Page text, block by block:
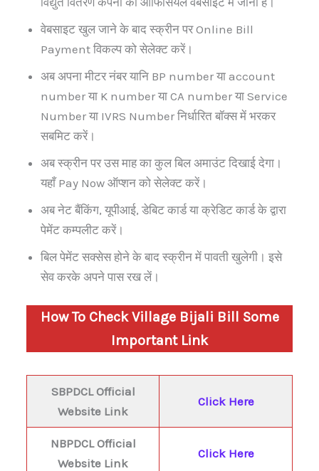
वेबसाइट खुल जाने के बाद स्क्रीन पर Online Bill
Payment विकल्प को सेलेक्ट करें।
अब अपना मीटर नंबर यानि BP number या account
number या K number या CA number या Service
Number या IVRS Number निर्धारित बॉक्स में भरकर
सबमिट करें।
अब स्क्रीन पर उस माह का कुल बिल अमाउंट दिखाई देगा।
यहाँ Pay Now ऑप्शन को सेलेक्ट करें।
अब नेट बैंकिंग, यूपीआई, डेबिट कार्ड या क्रेडिट कार्ड के द्वारा
पेमेंट कम्पलीट करें।
बिल पेमेंट सक्सेस होने के बाद स्क्रीन में पावती खुलेगी। इसे
सेव करके अपने पास रख लें।
How To Check Village Bijali Bill Some
Important Link
SBPDCL Official
Website Link
Click Here
NBPDCL Official
Website Link
Click Here